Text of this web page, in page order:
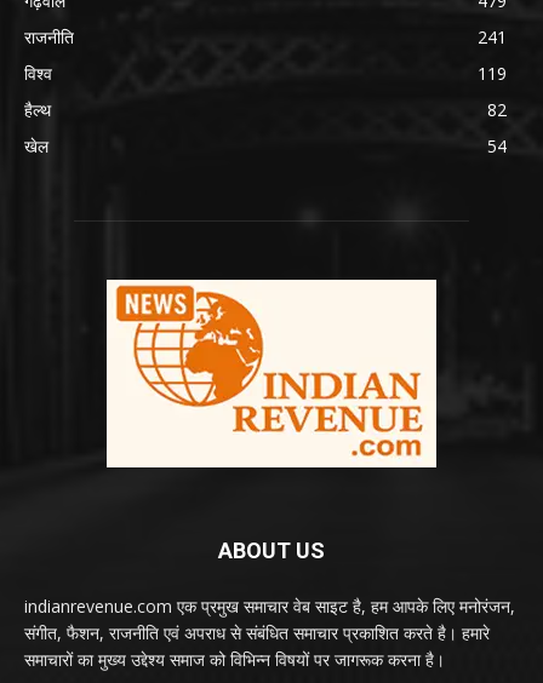
राजनीति
241
विश्व
119
हैल्थ
82
खेल
54
ABOUT US
indianrevenue.com एक प्रमुख समाचार वेब साइट है, हम आपके लिए मनोरंजन,
संगीत, फैशन, राजनीति एवं अपराध से संबंधित समाचार प्रकाशित करते है। हमारे
समाचारों का मुख्य उद्देश्य समाज को विभिन्न विषयों पर जागरूक करना है।